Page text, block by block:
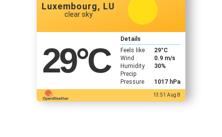
Luxembourg, LU
clear sky
29°C
Details
Feels like
29°C
Wind
0.9 m/s
Humidity
30%
Precip
Pressure
1017 hPa
13:51 Aug 8